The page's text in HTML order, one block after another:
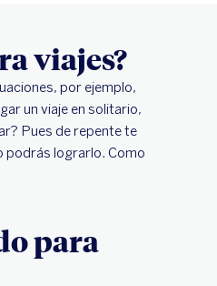
viajes?
por ejemplo,
un viaje en solitario,
Pues de repente te
podrás lograrlo. Como
para